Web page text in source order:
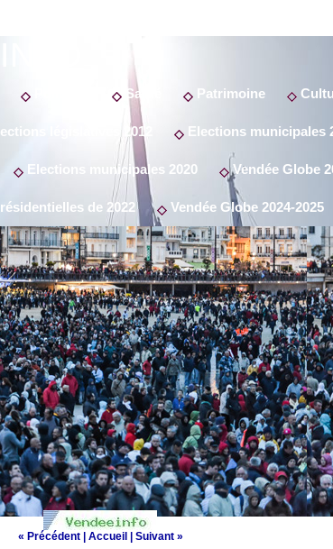
Santé Patrimoine
législatives 2012 Elections municipales
Elections municipales 2020 Vendée Globe
de 2022 Vendée Globe 2024-2025
« Précédent Accueil Suivant »